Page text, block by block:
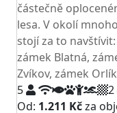
částečně
lesa. V okolí
stojí za to
zámek Blatná,
Zvíkov, zámek
5
2
Od: 1.211 Kčza